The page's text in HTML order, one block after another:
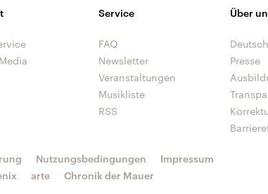
Service
FAQ
Newsletter
Veranstaltungen
Musikliste
RSS
Über
Presse
Nutzungsbedingungen
Impressum
arte Chronik der Mauer